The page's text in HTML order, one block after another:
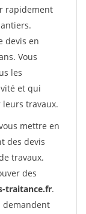
rapidement
devis en
Vous
les
et qui
travaux.
mettre en
des devis
travaux.
des
traitance.fr.
demandent